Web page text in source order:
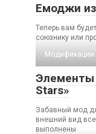
Емоджи
Теперь вам
союзнику или
Модификации
Элементы
Stars»
Забавный мод
внешний вид
выполнены